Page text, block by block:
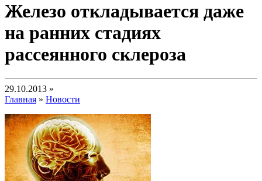
Железо откладывается даже
на ранних стадиях
рассеянного склероза
29.10.2013 »
Главная » Новости